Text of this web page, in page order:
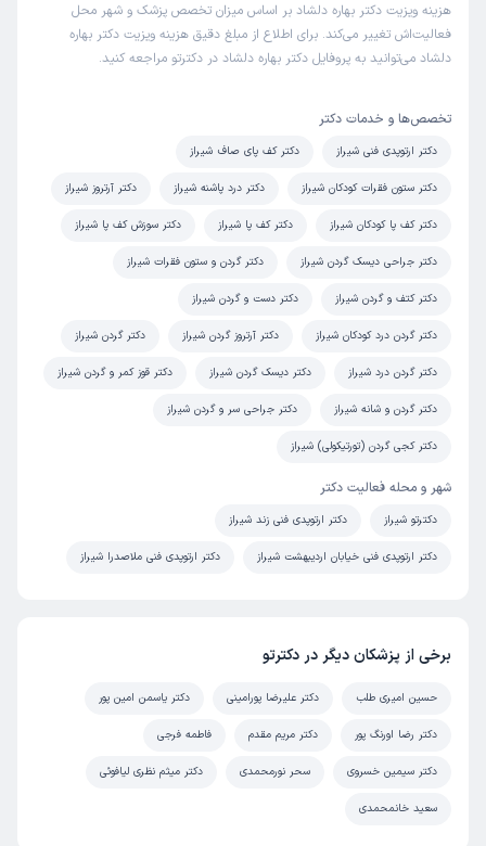
مهران
کاربر آزاد
(
1403/05/10
زمان انتظار:
شد،خانم دكتر دلشاد تشخيص دادند كه درد كمر به علت مشكل
كف پام بود،كفي برام ساختن,الان ١ ساله كمردرد ندارم
هزینه ویزیت دکتر بهاره دلشاد بر اساس میزان تخصص پزشک و شهر محل
فعالیت‌اش تغییر می‌کند. برای اطلاع از مبلغ دقیق هزینه ویزیت دکتر بهاره
دلشاد می‌توانید به پروفایل دکتر بهاره دلشاد در دکترتو مراجعه کنید.
تخصص‌ها و خدمات دکتر
دکتر ارتوپدی فنی شیراز دکتر کف پای صاف شیراز
دکتر ستون فقرات کودکان شیراز دکتر درد پاشنه شیراز دکتر آرتروز شیراز
دکتر کف پا کودکان شیراز دکتر کف پا شیراز دکتر سوزش کف پا شیراز
دکتر جراحی دیسک گردن شیراز دکتر گردن و ستون فقرات شیراز
دکتر کتف و گردن شیراز دکتر دست و گردن شیراز
دکتر گردن درد کودکان شیراز دکتر آرتروز گردن شیراز دکتر گردن شیراز
دکتر گردن درد شیراز دکتر دیسک گردن شیراز دکتر قوز کمر و گردن شیراز
دکتر گردن و شانه شیراز دکتر جراحی سر و گردن شیراز
دکتر کجی گردن (تورتیکولی) شیراز
شهر و محله فعالیت دکتر
دکترتو شیراز دکتر ارتوپدی فنی زند شیراز
دکتر ارتوپدی فنی خیابان اردیبهشت شیراز دکتر ارتوپدی فنی ملاصدرا شیراز
برخی از پزشکان دیگر در دکترتو
حسین امیری طلب دکتر علیرضا پورامینی دکتر یاسمن امین پور
دکتر رضا اورنگ پور دکتر مریم مقدم فاطمه فرجی
دکتر سیمین خسروی سحر نورمحمدی دکتر میثم نظری لیافوئی
سعید خانمحمدی